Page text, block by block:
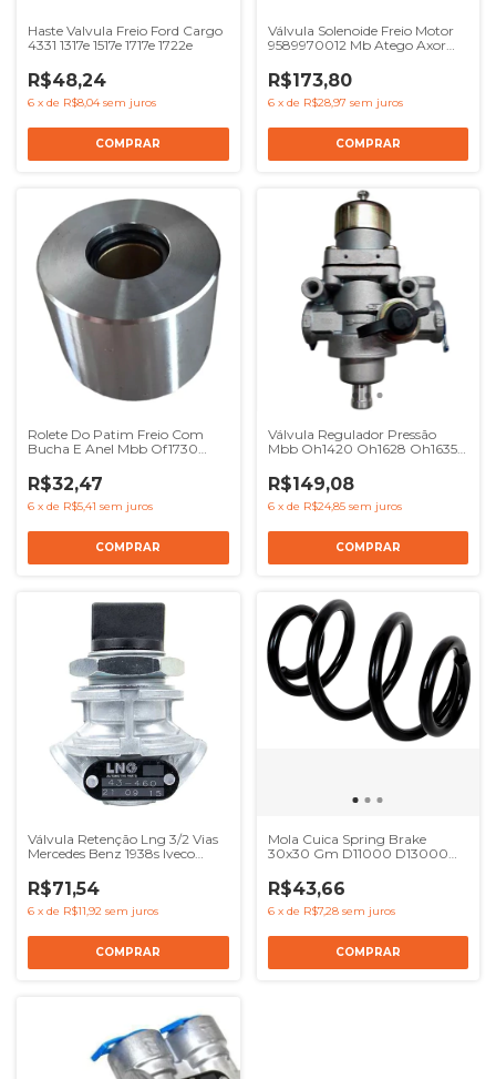
Haste Valvula Freio Ford Cargo
4331 1317e 1517e 1717e 1722e
R$48,24
6 x de R$8,04 sem juros
Válvula Solenoide Freio Motor
9589970012 Mb Atego Axor
R$173,80
6 x de R$28,97 sem juros
Rolete Do Patim Freio Com
Bucha E Anel Mbb Of1730
R$32,47
6 x de R$5,41 sem juros
Válvula Regulador Pressão
Mbb Oh1420 Oh1628 Oh1635 -
R$149,08
6 x de R$24,85 sem juros
Válvula Retenção Lng 3/2 Vias
Mercedes Benz 1938s Iveco
4630360000
R$71,54
6 x de R$11,92 sem juros
Mola Cuica Spring Brake
30x30 Gm D11000 D13000
R$43,66
6 x de R$7,28 sem juros